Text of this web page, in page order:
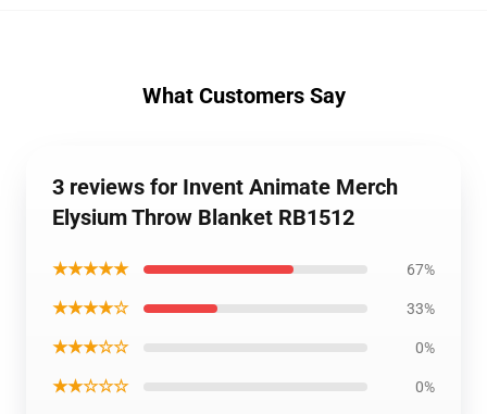
What Customers Say
3 reviews for Invent Animate Merch
Elysium Throw Blanket RB1512
★★★★★ 67%
★★★★☆ 33%
★★★☆☆ 0%
★★☆☆☆ 0%